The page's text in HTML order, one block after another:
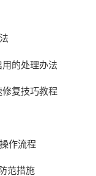
用的处理办法
修复技巧教程
作流程
范措施